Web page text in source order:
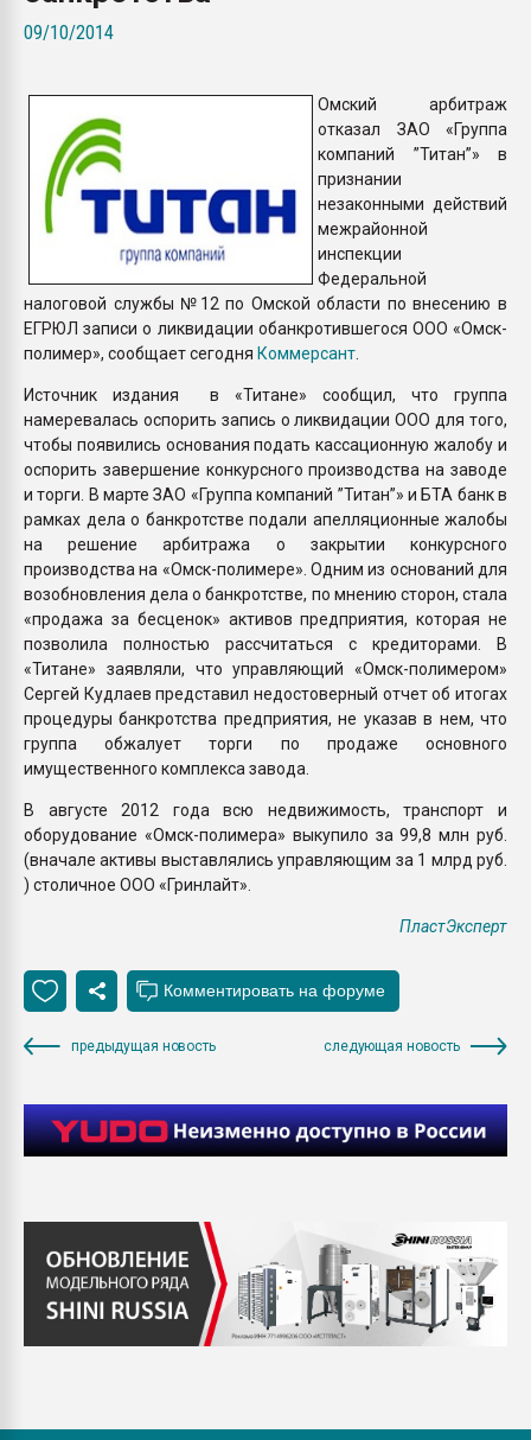
ПЕРЕЙТИ НА
09/10/2014
Омский арбитраж
отказал ЗАО «Группа
компаний ”Титан”» в
признании
незаконными действий
межрайонной
инспекции
Федеральной
налоговой службы №12 по Омской области по внесению в
ЕГРЮЛ записи о ликвидации обанкротившегося ООО «Омск-
полимер», сообщает сегодня Коммерсант
Источник издания в «Титане» сообщил, что группа
намеревалась оспорить запись о ликвидации ООО для того,
чтобы появились основания подать кассационную жалобу и
оспорить завершение конкурсного производства на заводе
и торги. В марте ЗАО «Группа компаний ”Титан”» и БТА банк в
рамках дела о банкротстве подали апелляционные жалобы
на решение арбитража о закрытии конкурсного
производства на «Омск-полимере». Одним из оснований для
возобновления дела о банкротстве, по мнению сторон, стала
«продажа за бесценок» активов предприятия, которая не
позволила полностью рассчитаться с кредиторами. В
«Титане» заявляли, что управляющий «Омск-полимером»
Сергей Кудлаев представил недостоверный отчет об итогах
процедуры банкротства предприятия, не указав в нем, что
группа обжалует торги по продаже основного
имущественного комплекса завода.
В августе 2012 года всю недвижимость, транспорт и
оборудование «Омск-полимера» выкупило за 99,8 млн руб.
(вначале активы выставлялись управляющим за 1 млрд руб.
) столичное ООО «Гринлайт».
ПластЭксперт
предыдущая новость следующая новость